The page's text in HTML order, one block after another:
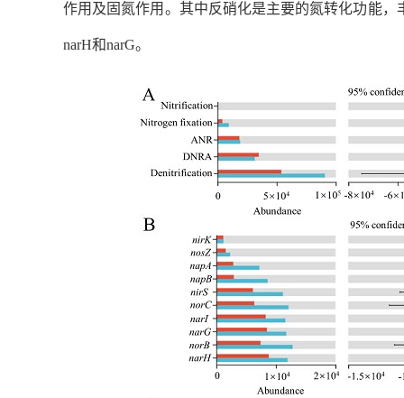
作用及固氮作用。其中反硝化是主要的氮转化功能，
narH和narG。